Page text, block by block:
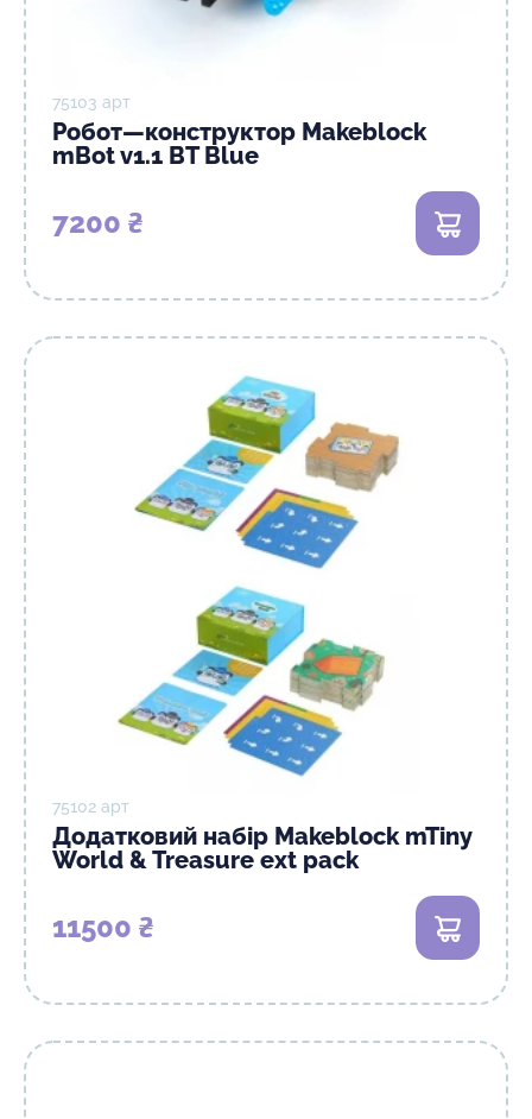
75103 арт
Робот—конструктор Makeblock
mBot v1.1 BT Blue
7200 ₴
75102 арт
Додатковий набір Makeblock mTiny
World & Treasure ext pack
11500 ₴